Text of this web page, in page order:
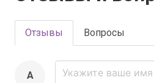
Отзывы Вопросы
A